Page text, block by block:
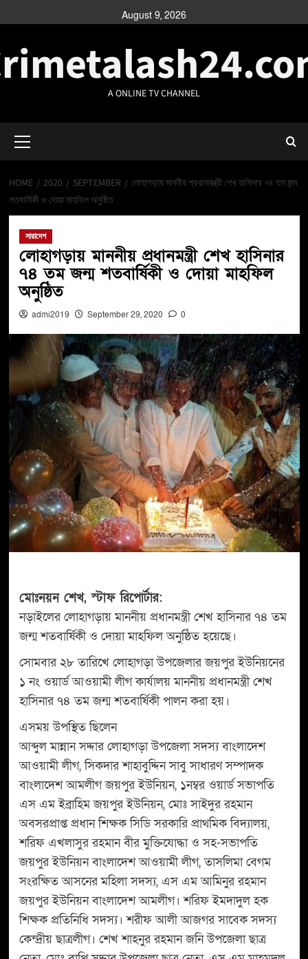
August 9, 2026
A ONLINE TV CHANNEL
HOME 2020 SEPTEMBER
লোহাগড়ায় মাননীয় প্রধানমন্ত্রী শেখ হাসিনার ৭৪ তম জন্ম
শতবার্ষিকী ও দোয়া মাহফিল অনুষ্ঠিত
সারাদেশ
লোহাগড়ায় মাননীয় প্রধানমন্ত্রী শেখ হাসিনার
৭৪ তম জন্ম শতবার্ষিকী ও দোয়া মাহফিল
অনুষ্ঠিত
admi2019 September 29, 2020 0
মোঃনয়ন শেখ, স্টাফ রিপোর্টার:
নড়াইলের লোহাগড়ায় মাননীয় প্রধানমন্ত্রী শেখ হাসিনার ৭৪ তম
জন্ম শতবার্ষিকী ও দোয়া মাহফিল অনুষ্ঠিত হয়েছে।
সোমবার ২৮ তারিখে লোহাগড়া উপজেলার জয়পুর ইউনিয়নের
১ নং ওয়ার্ড আওয়ামী লীগ কার্যালয় মাননীয় প্রধানমন্ত্রী শেখ
হাসিনার ৭৪ তম জন্ম শতবার্ষিকী পালন করা হয়।
এসময় উপস্থিত ছিলেন
আব্দুল মান্নান সদ্দার লোহাগড়া উপজেলা সদস্য বাংলাদেশ
আওয়ামী লীগ, সিকদার শাহাবুদ্দিন সাবু সাধারণ সম্পাদক
বাংলাদেশ আমলীগ জয়পুর ইউনিয়ন, ১নম্বর ওয়ার্ড সভাপতি
এস এম ইব্রাহিম জয়পুর ইউনিয়ন, মোঃ সাইদুর রহমান
অবসরপ্রাপ্ত প্রধান শিক্ষক সিডি সরকারি প্রাথমিক বিদ্যালয়,
শরিফ এখলাসুর রহমান বীর মুক্তিযোদ্ধা ও সহ-সভাপতি
জয়পুর ইউনিয়ন বাংলাদেশ আওয়ামী লীগ, তাসলিমা বেগম
সংরক্ষিত আসনের মহিলা সদস্য, এস এম আমিনুর রহমান
জয়পুর ইউনিয়ন বাংলাদেশ আমলীগ। শরিফ ইমদাদুল হক
শিক্ষক প্রতিনিধি সদস্য। শরীফ আলী আজগর সাবেক সদস্য
কেন্দ্রীয় ছাত্রলীগ। শেখ শাহনুর রহমান জনি উপজেলা ছাত্র